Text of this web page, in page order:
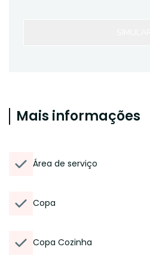
Mais informações
Área de serviço
Copa
Copa Cozinha